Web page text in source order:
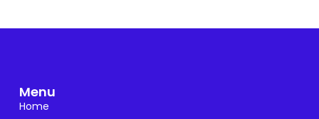
Menu
Home